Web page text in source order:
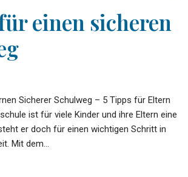
einen sicheren
Sicherer Schulweg – 5 Tipps für Eltern
ist für viele Kinder und ihre Eltern eine
er doch für einen wichtigen Schritt in
Mit dem…